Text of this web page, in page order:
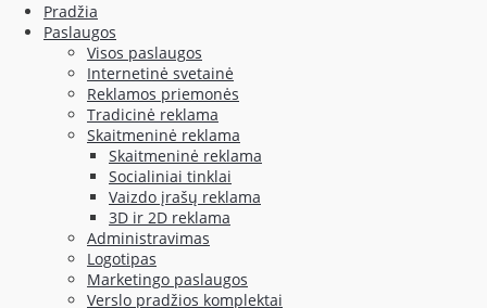
Pradžia
Paslaugos
Visos paslaugos
Internetinė svetainė
Reklamos priemonės
Tradicinė reklama
Skaitmeninė reklama
Skaitmeninė reklama
Socialiniai tinklai
Vaizdo įrašų reklama
3D ir 2D reklama
Administravimas
Logotipas
Marketingo paslaugos
Verslo pradžios komplektai